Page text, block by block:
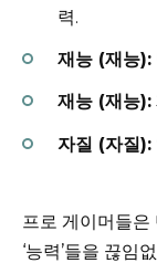
력.
재능 (재능):
재능 (재능):
자질 (자질):
프로 게이머들
‘능력’들을 끊임